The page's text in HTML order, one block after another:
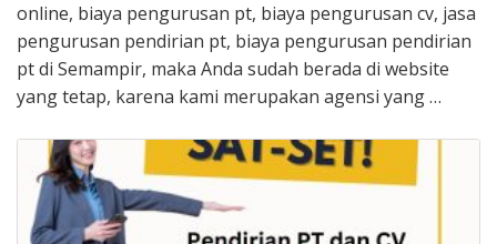
online, biaya pengurusan pt, biaya pengurusan cv, jasa
pengurusan pendirian pt, biaya pengurusan pendirian
pt di Semampir, maka Anda sudah berada di website
yang tetap, karena kami merupakan agensi yang …